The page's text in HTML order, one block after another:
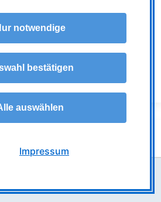
sein.
NEUERE MELDUNG
notwendige
bestätigen
auswählen
Impressum